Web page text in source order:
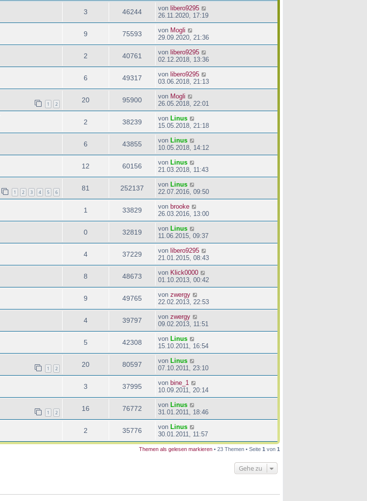
3 46244 von libero9295
26.11.2020, 17:19
9 75593 von Mogli
29.09.2020, 21:36
2 40761 von libero9295
02.12.2018, 13:36
6 49317 von libero9295
03.06.2018, 21:13
1 2
20 95900 von Mogli
26.05.2018, 22:01
2 38239 von Linus
15.05.2018, 21:18
6 43855 von Linus
10.05.2018, 14:12
12 60156 von Linus
21.03.2018, 11:43
1 2 3 4 5 6
81 252137 von Linus
22.07.2016, 09:50
1 33829 von brooke
26.03.2016, 13:00
0 32819 von Linus
11.06.2015, 09:37
4 37229 von libero9295
21.01.2015, 08:43
8 48673 von Klick0000
01.10.2013, 00:42
9 49765 von zwergy
22.02.2013, 22:53
4 39797 von zwergy
09.02.2013, 11:51
5 42308 von Linus
15.10.2011, 16:54
1 2
20 80597 von Linus
07.10.2011, 23:10
3 37995 von bine_1
10.09.2011, 20:14
1 2
16 76772 von Linus
31.01.2011, 18:46
2 35776 von Linus
30.01.2011, 11:57
Themen als gelesen markieren • 23 Themen • Seite 1 von 1
Gehe zu